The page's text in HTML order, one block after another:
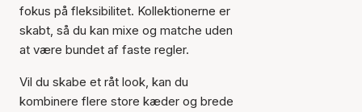
fokus på fleksibilitet. Kollektionerne er
skabt, så du kan mixe og matche uden
at være bundet af faste regler.
Vil du skabe et råt look, kan du
kombinere flere store kæder og brede